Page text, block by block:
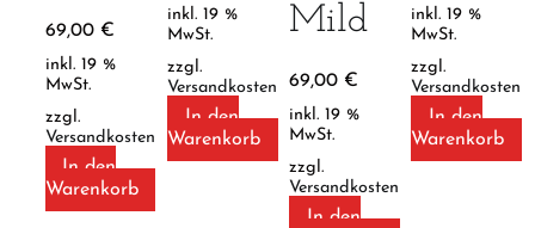
69,00 €
inkl. 19 %
MwSt.
zzgl.
Versandkosten
In den
Warenkorb
inkl. 19 %
MwSt.
zzgl.
Versandkosten
In den
Warenkorb
Mild
69,00 €
inkl. 19 %
MwSt.
zzgl.
Versandkosten
In den
inkl. 19 %
MwSt.
zzgl.
Versandkosten
In den
Warenkorb